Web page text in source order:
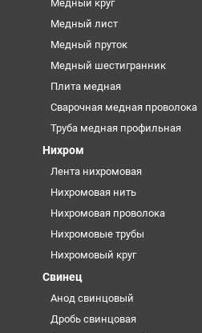
Медный круг
Медный лист
Медный пруток
Медный шестигранник
Плита медная
Сварочная медная проволока
Труба медная профильная
Нихром
Лента нихромовая
Нихромовая нить
Нихромовая проволока
Нихромовые трубы
Нихромовый круг
Свинец
Анод свинцовый
Дробь свинцовая